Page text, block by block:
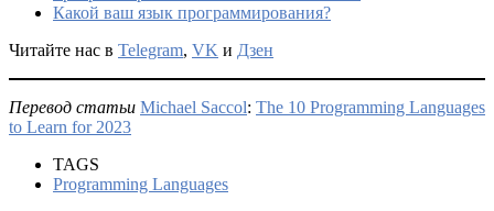
Какой ваш язык программирования?
Читайте нас в Telegram, VK и Дзен
Перевод статьи Michael Saccol: The 10 Programming Languages
to Learn for 2023
TAGS
Programming Languages